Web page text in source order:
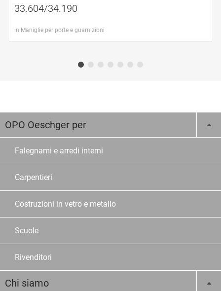
33.604/34.190
in Maniglie per porte e guarnizioni
OPO Oeschger per
Falegnami e arredi interni
Carpentieri
Costruzioni in vetro e metallo
Scuole
Rivenditori
Chi siamo